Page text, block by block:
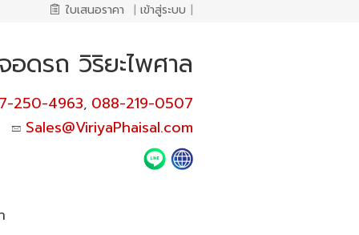
ใบเสนอราคา | เข้าสู่ระบบ |
ดรถ วิริยะไพศาล
250-4963, 088-219-0507
Sales@ViriyaPhaisal.com